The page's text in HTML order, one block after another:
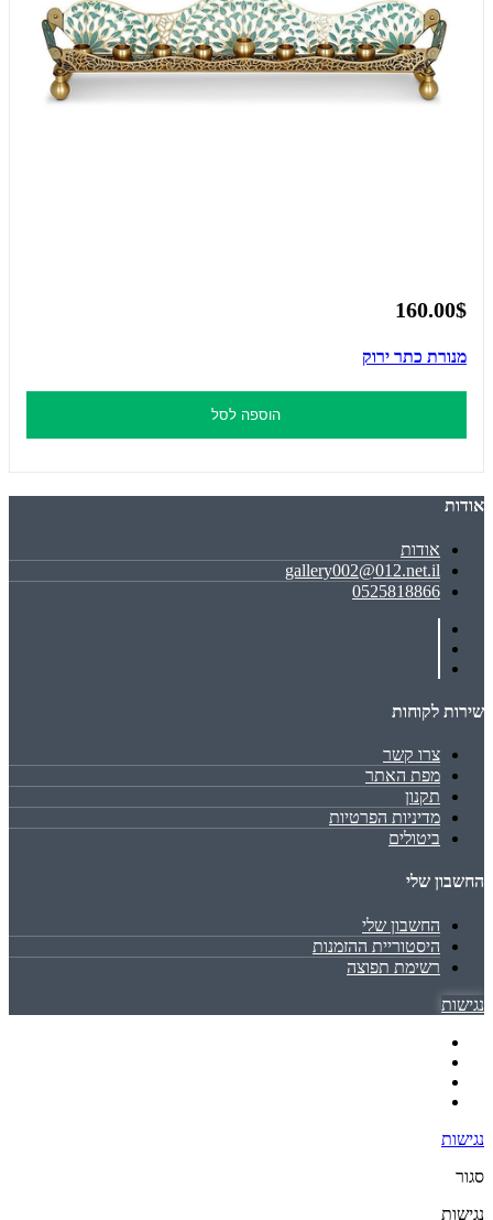
160.00$
מנורת כתר ירוק
הוספה לסל
אודות
אודות
gallery002@012.net.il
0525818866
שירות לקוחות
צרו קשר
מפת האתר
תקנון
מדיניות הפרטיות
ביטולים
החשבון שלי
החשבון שלי
היסטוריית ההזמנות
רשימת תפוצה
נגישות
נגישות
סגור
נגישות